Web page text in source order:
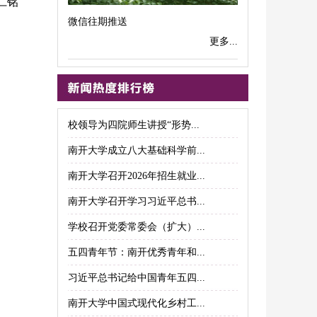
微信往期推送
更多...
校领导为四院师生讲授“形势...
南开大学成立八大基础科学前...
南开大学召开2026年招生就业...
南开大学召开学习习近平总书...
学校召开党委常委会（扩大）...
五四青年节：南开优秀青年和...
习近平总书记给中国青年五四...
南开大学中国式现代化乡村工...